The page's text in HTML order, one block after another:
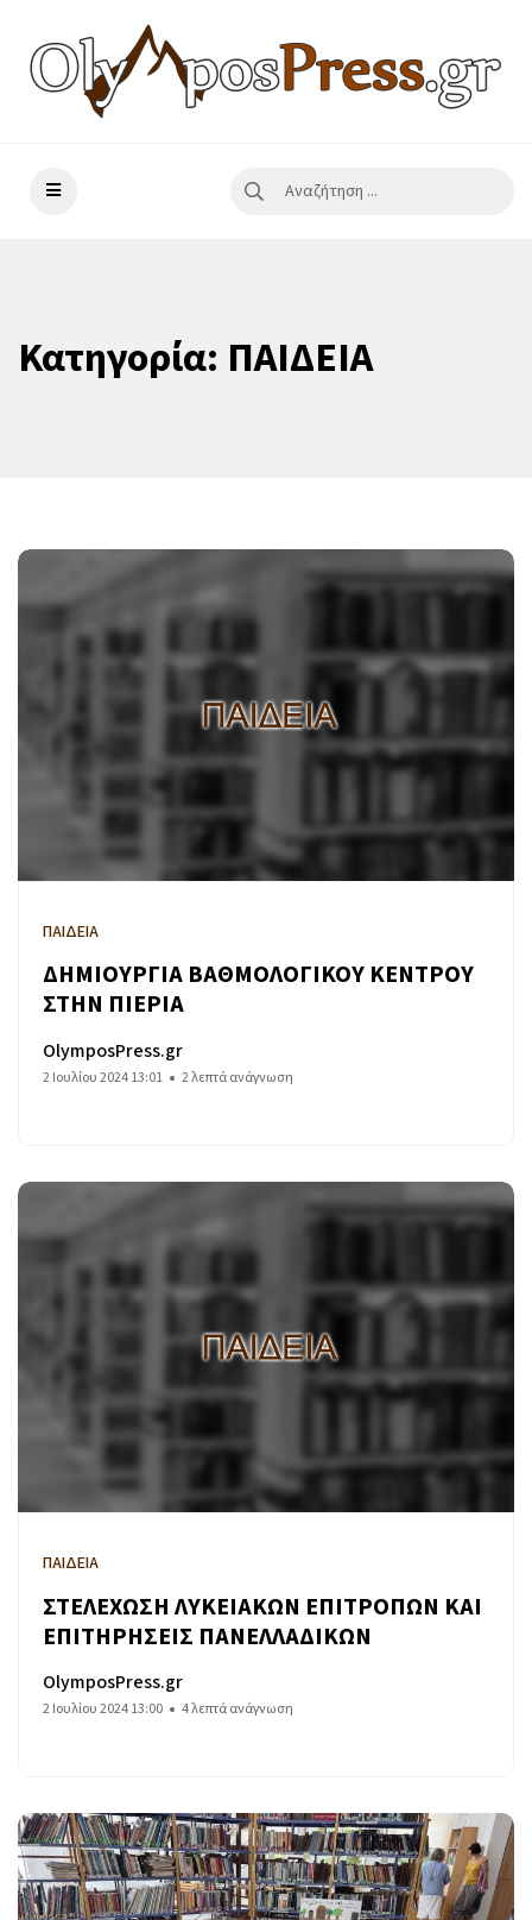
Κατηγορία: ΠΑΙΔΕΙΑ
ΠΑΙΔΕΙΑ
ΔΗΜΙΟΥΡΓΙΑ ΒΑΘΜΟΛΟΓΙΚΟΥ ΚΕΝΤΡΟΥ
ΣΤΗΝ ΠΙΕΡΙΑ
OlymposPress.gr
2 Ιουλίου 2024 13:01 2 λεπτά ανάγνωση
ΠΑΙΔΕΙΑ
ΣΤΕΛΕΧΩΣΗ ΛΥΚΕΙΑΚΩΝ ΕΠΙΤΡΟΠΩΝ ΚΑΙ
ΕΠΙΤΗΡΗΣΕΙΣ ΠΑΝΕΛΛΑΔΙΚΩΝ
OlymposPress.gr
2 Ιουλίου 2024 13:00 4 λεπτά ανάγνωση